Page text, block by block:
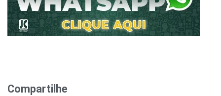
Compartilhe